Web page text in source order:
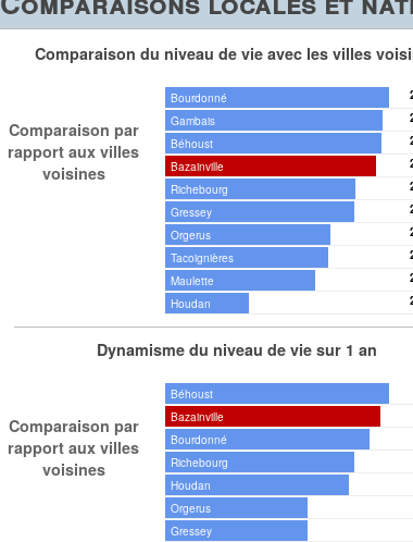
Comparaison du niveau de vie avec les villes
Comparaison par
rapport aux villes
voisines
Bourdonné
Gambais
Béhoust
Bazainville
Richebourg
Gressey
Orgerus
Tacoignières
Maulette
Houdan
Dynamisme du niveau de vie sur 1 an
Comparaison par
rapport aux villes
voisines
Béhoust
Bazainville
Bourdonné
Richebourg
Houdan
Orgerus
Gressey